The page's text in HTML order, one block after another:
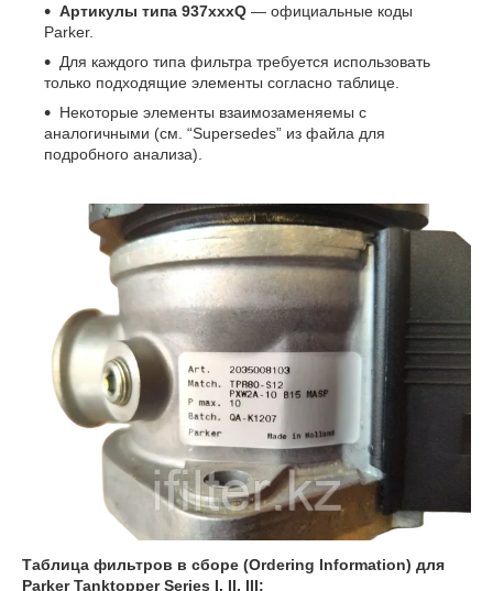
Артикулы типа 937xxxQ — официальные коды
Parker.
Для каждого типа фильтра требуется использовать
только подходящие элементы согласно таблице.
Некоторые элементы взаимозаменяемы с
аналогичными (см. “Supersedes” из файла для
подробного анализа).
Таблица фильтров в сборе (Ordering Information) для
Parker Tanktopper Series I, II, III: